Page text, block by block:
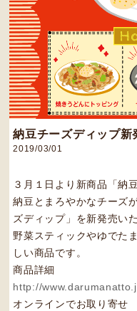
納豆チーズディップ新
2019/03/01
３月１日より新商品「納
納豆とまろやかなチーズ
ズディップ」を新発売い
野菜スティックやゆでた
しい商品です。
商品詳細
http://
オンラインでお取り寄せ